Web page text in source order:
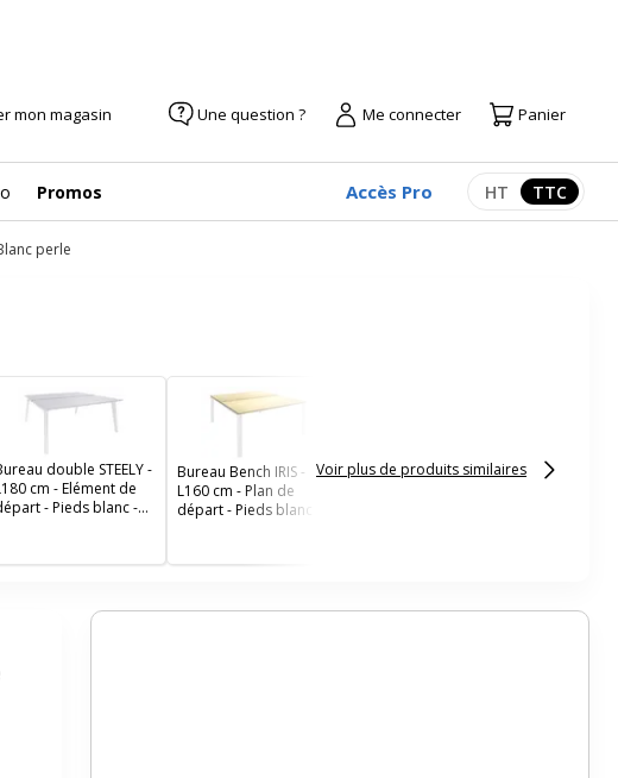
mon magasin Une question ? Me connecter Panier
Promos Accès Pro Afficher les
HT TTC
perle
double STEELY -
cm - Elément de
- Pieds blanc -
Bureau Bench IRIS -
L160 cm - Plan de
départ - Pieds blanc -
Voir plus de produits similaires